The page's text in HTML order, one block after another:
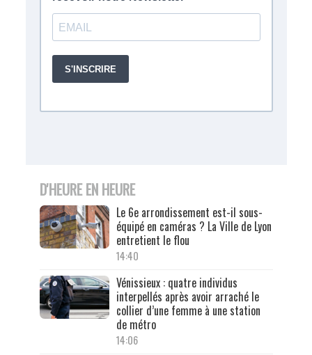
D'HEURE EN HEURE
Le 6e arrondissement est-il sous-
équipé en caméras ? La Ville de Lyon
entretient le flou
14:40
Vénissieux : quatre individus
interpellés après avoir arraché le
collier d’une femme à une station
de métro
14:06